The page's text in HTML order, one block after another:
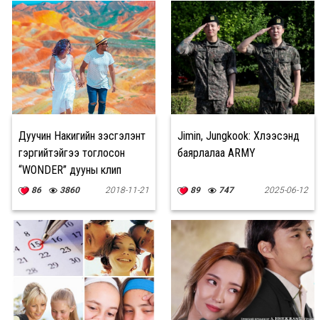
Дуучин Накигийн үзэсгэлэнт
гэргийтэйгээ тоглосон
“WONDER” дууны клип
цацагдлаа
86 3860 2018-11-21
Jimin, Jungkook: Хүлээсэнд
баярлалаа ARMY
89 747 2025-06-12